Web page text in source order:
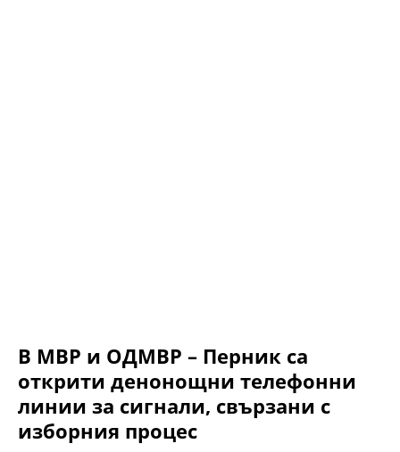
В МВР и ОДМВР – Перник са
открити денонощни телефонни
линии за сигнали, свързани с
изборния процес